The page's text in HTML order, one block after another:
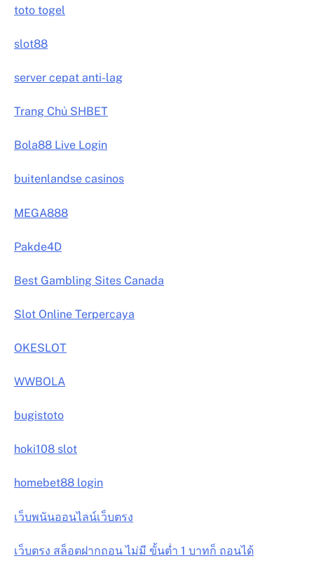
toto togel
slot88
server cepat anti-lag
Trang Chủ SHBET
Bola88 Live Login
buitenlandse casinos
MEGA888
Pakde4D
Best Gambling Sites Canada
Slot Online Terpercaya
OKESLOT
WWBOLA
bugistoto
hoki108 slot
homebet88 login
เว็บพนันออนไลน์เว็บตรง
เว็บตรง สล็อตฝากถอน ไม่มี ขั้นต่ำ 1 บาทก็ ถอนได้